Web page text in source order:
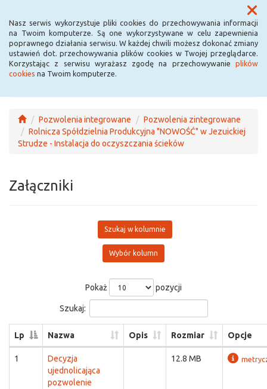
Nasz serwis wykorzystuje pliki cookies do przechowywania informacji
na Twoim komputerze. Są one wykorzystywane w celu zapewnienia
poprawnego działania serwisu. W każdej chwili możesz dokonać zmiany
ustawień dot. przechowywania plików cookies w Twojej przeglądarce.
Korzystając z serwisu wyrażasz zgodę na przechowywanie plików
cookies na Twoim komputerze.
Menu
Pozwolenia integrowane
Pozwolenia zintegrowane
Rolnicza Spółdzielnia Produkcyjna "NOWOŚĆ" w Jezuickiej
Strudze - Instalacja do oczyszczania ścieków
Załączniki
Szukaj w kolumnie
Wybór kolumn
Pokaż pozycji
Szukaj:
Lp Nazwa Opis Rozmiar Opcje
1
Decyzja
ujednolicająca
pozwolenie
12.8 MB